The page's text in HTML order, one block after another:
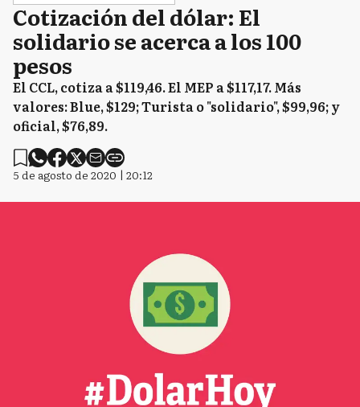
Cotización del dólar: El
solidario se acerca a los 100
pesos
El CCL, cotiza a $119,46. El MEP a $117,17. Más
valores: Blue, $129; Turista o "solidario", $99,96; y
oficial, $76,89.
5 de agosto de 2020 | 20:12